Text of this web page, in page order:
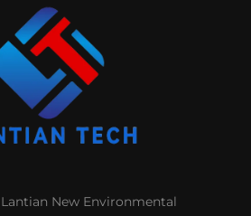
Lantian New Environmental